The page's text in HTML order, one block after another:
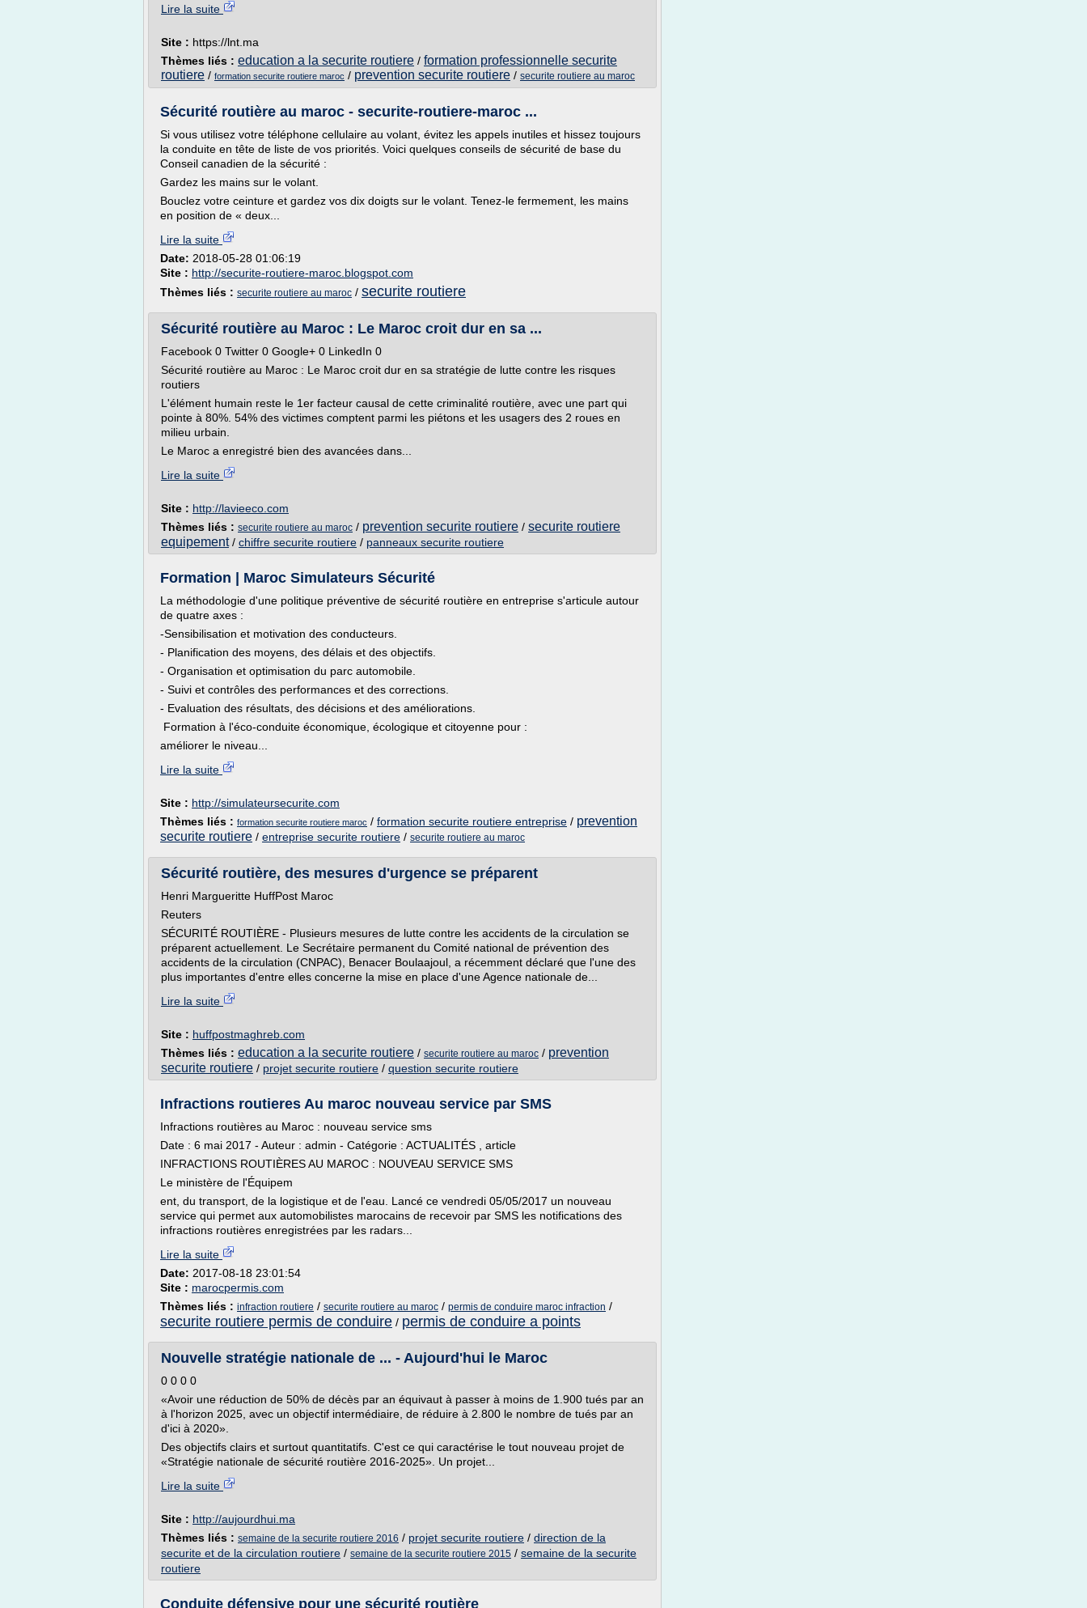
Lire la suite
Site : https://lnt.ma
Thèmes liés : education a la securite routiere / formation professionnelle securite
routiere / formation securite routiere maroc / prevention securite routiere / securite routiere au maroc
Sécurité routière au maroc - securite-routiere-maroc ...
Si vous utilisez votre téléphone cellulaire au volant, évitez les appels inutiles et hissez toujours
la conduite en tête de liste de vos priorités. Voici quelques conseils de sécurité de base du
Conseil canadien de la sécurité :
Gardez les mains sur le volant.
Bouclez votre ceinture et gardez vos dix doigts sur le volant. Tenez-le fermement, les mains
en position de « deux...
Lire la suite
Date: 2018-05-28 01:06:19
Site : http://securite-routiere-maroc.blogspot.com
Thèmes liés : securite routiere au maroc / securite routiere
Sécurité routière au Maroc : Le Maroc croit dur en sa ...
Facebook 0 Twitter 0 Google+ 0 LinkedIn 0
Sécurité routière au Maroc : Le Maroc croit dur en sa stratégie de lutte contre les risques
routiers
L'élément humain reste le 1er facteur causal de cette criminalité routière, avec une part qui
pointe à 80%. 54% des victimes comptent parmi les piétons et les usagers des 2 roues en
milieu urbain.
Le Maroc a enregistré bien des avancées dans...
Lire la suite
Site : http://lavieeco.com
Thèmes liés : securite routiere au maroc / prevention securite routiere / securite routiere
equipement/ chiffre securite routiere / panneaux securite routiere
Formation | Maroc Simulateurs Sécurité
La méthodologie d'une politique préventive de sécurité routière en entreprise s'articule autour
de quatre axes :
-Sensibilisation et motivation des conducteurs.
- Planification des moyens, des délais et des objectifs.
- Organisation et optimisation du parc automobile.
- Suivi et contrôles des performances et des corrections.
- Evaluation des résultats, des décisions et des améliorations.
Formation à l'éco-conduite économique, écologique et citoyenne pour :
améliorer le niveau...
Lire la suite
Site : http://simulateursecurite.com
Thèmes liés : formation securite routiere maroc / formation securite routiere entreprise / prevention
securite routiere / entreprise securite routiere / securite routiere au maroc
Sécurité routière, des mesures d'urgence se préparent
Henri Margueritte HuffPost Maroc
Reuters
SÉCURITÉ ROUTIÈRE - Plusieurs mesures de lutte contre les accidents de la circulation se
préparent actuellement. Le Secrétaire permanent du Comité national de prévention des
accidents de la circulation (CNPAC), Benacer Boulaajoul, a récemment déclaré que l'une des
plus importantes d'entre elles concerne la mise en place d'une Agence nationale de...
Lire la suite
Site : huffpostmaghreb.com
Thèmes liés : education a la securite routiere / securite routiere au maroc / prevention
securite routiere / projet securite routiere / question securite routiere
Infractions routieres Au maroc nouveau service par SMS
Infractions routières au Maroc : nouveau service sms
Date : 6 mai 2017 - Auteur : admin - Catégorie : ACTUALITÉS , article
INFRACTIONS ROUTIÈRES AU MAROC : NOUVEAU SERVICE SMS
Le ministère de l'Équipem
ent, du transport, de la logistique et de l'eau. Lancé ce vendredi 05/05/2017 un nouveau
service qui permet aux automobilistes marocains de recevoir par SMS les notifications des
infractions routières enregistrées par les radars...
Lire la suite
Date: 2017-08-18 23:01:54
Site : marocpermis.com
Thèmes liés : infraction routiere / securite routiere au maroc / permis de conduire maroc infraction /
securite routiere permis de conduire / permis de conduire a points
Nouvelle stratégie nationale de ... - Aujourd'hui le Maroc
0 0 0 0
«Avoir une réduction de 50% de décès par an équivaut à passer à moins de 1.900 tués par an
à l'horizon 2025, avec un objectif intermédiaire, de réduire à 2.800 le nombre de tués par an
d'ici à 2020».
Des objectifs clairs et surtout quantitatifs. C'est ce qui caractérise le tout nouveau projet de
«Stratégie nationale de sécurité routière 2016-2025». Un projet...
Lire la suite
Site : http://aujourdhui.ma
Thèmes liés : semaine de la securite routiere 2016 / projet securite routiere / direction de la
securite et de la circulation routiere / semaine de la securite routiere 2015 / semaine de la securite
routiere
Conduite défensive pour une sécurité routière